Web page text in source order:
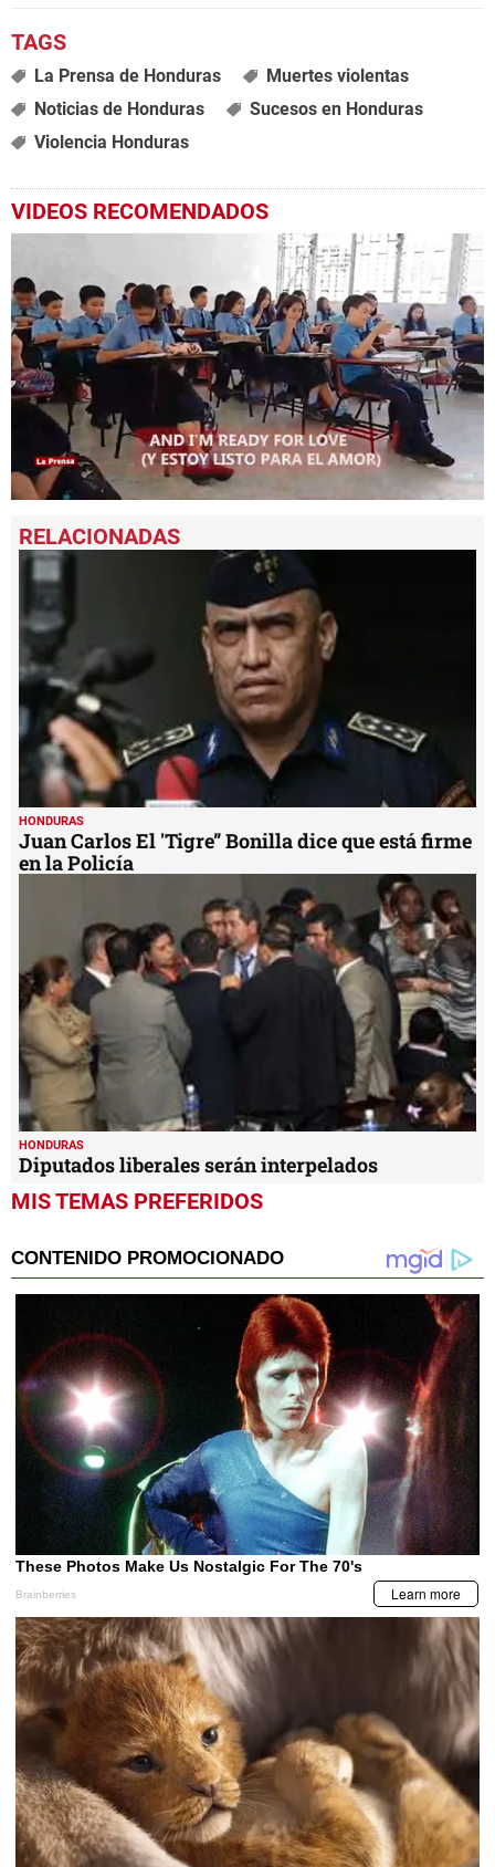
La Prensa de Honduras
Muertes violentas
Noticias de Honduras
Sucesos en Honduras
Violencia Honduras
VIDEOS RECOMENDADOS
seconds
of
minutes,
seconds
HONDURAS
Juan Carlos El 'Tigre” Bonilla dice que está firme
en la Policía
HONDURAS
Diputados liberales serán interpelados
MIS TEMAS PREFERIDOS